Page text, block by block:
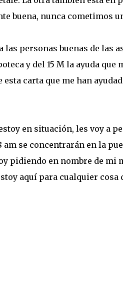
buena, nunca cometimos
las personas buenas de las
y del 15 M la ayuda
esta carta que me han
en situación, les voy a
am se concentrarán en la
pidiendo en nombre de
aquí para cualquier cosa